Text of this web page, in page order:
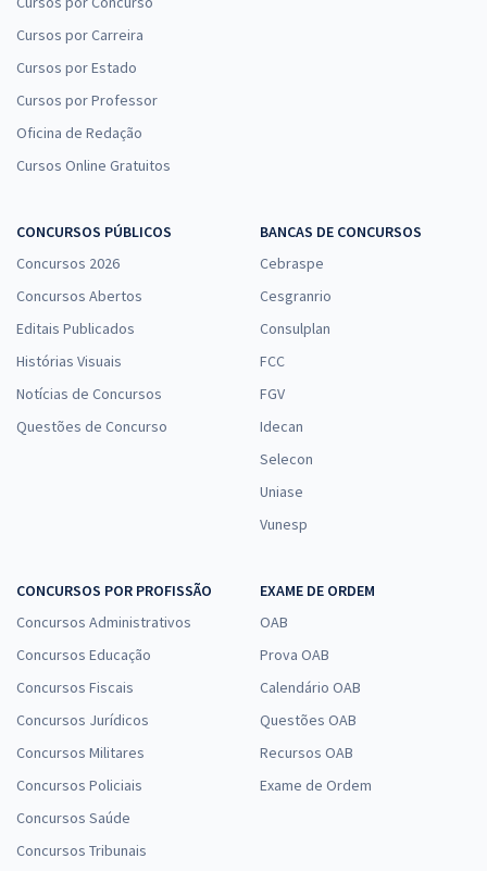
Cursos por Carreira
Cursos por Estado
Cursos por Professor
Oficina de Redação
Cursos Online Gratuitos
CONCURSOS PÚBLICOS
Concursos 2026
Concursos Abertos
Editais Publicados
Histórias Visuais
Notícias de Concursos
Questões de Concurso
BANCAS DE CONCURSOS
Cebraspe
Cesgranrio
Consulplan
FCC
FGV
Idecan
Selecon
Uniase
Vunesp
CONCURSOS POR PROFISSÃO
Concursos Administrativos
Concursos Educação
Concursos Fiscais
Concursos Jurídicos
Concursos Militares
Concursos Policiais
Concursos Saúde
Concursos Tribunais
EXAME DE ORDEM
OAB
Prova OAB
Calendário OAB
Questões OAB
Recursos OAB
Exame de Ordem